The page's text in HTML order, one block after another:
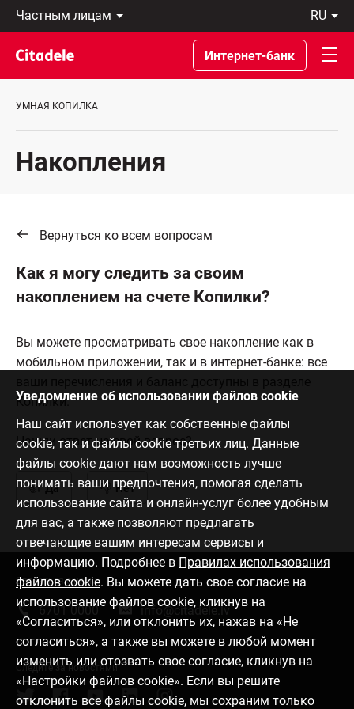
Частным
лицам
Предприятиям
Private
Banking
банке
ru
Latviski
По-
русски
In
Интернет-банк
УМНАЯ КОПИЛКА
Накопления
Вернуться ко всем вопросам
Как я могу следить за своим
накоплением на счете Копилки?
Вы можете просматривать свое накопление как в
мобильном приложении, так и в интернет-банке: все
Копилки.
Нашли ответ на свой вопрос?
Да Нет
Уведомление об использовании файлов cookie
Наш сайт использует как собственные файлы
cookie, так и файлы cookie третьих лиц. Данные
файлы cookie дают нам возможность лучше
понимать ваши предпочтения, помогая сделать
использование сайта и онлайн-услуг более удобным
для вас, а также позволяют предлагать
отвечающие вашим интересам сервисы и
информацию. Подробнее в Правилах использования
файлов cookie. Вы можете дать свое согласие на
использование файлов cookie, кликнув на
«Согласиться», или отклонить их, нажав на «Не
согласиться», а также вы можете в любой момент
изменить или отозвать свое согласие, кликнув на
«Настройки файлов cookie». Если вы решите
отклонить все файлы cookie, мы сохраним только
Связаться с нами
6701 0000 info@citadele.lv
Следите за новостями